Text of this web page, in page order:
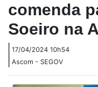
comenda
Soeiro na
17/04/2024 10h54
Ascom - SEGOV